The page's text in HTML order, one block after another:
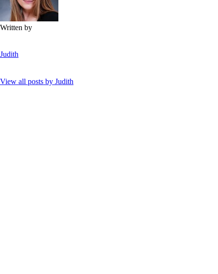
Written by
Judith
View all posts by Judith